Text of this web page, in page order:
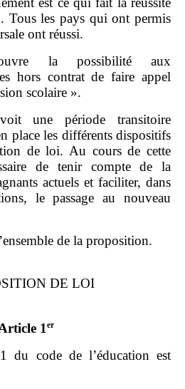
Tous les pays qui ont permis
ont réussi.
la possibilité aux
hors contrat de faire appel
scolaire ».
une période transitoire
place les différents dispositifs
de loi. Au cours de cette
de tenir compte de la
actuels et faciliter, dans
le passage au nouveau
de la proposition.
DE LOI
1 er
du code de l’éducation est